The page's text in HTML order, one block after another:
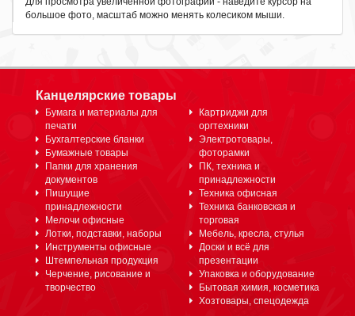
большое фото, масштаб можно менять колесиком мыши.
Канцелярские товары
Бумага и материалы для
печати
Бухгалтерские бланки
Бумажные товары
Папки для хранения
документов
Пишущие
принадлежности
Мелочи офисные
Лотки, подставки, наборы
Инструменты офисные
Штемпельная продукция
Черчение, рисование и
творчество
Картриджи для
оргтехники
Электротовары,
фоторамки
ПК, техника и
принадлежности
Техника офисная
Техника банковская и
торговая
Мебель, кресла, стулья
Доски и всё для
презентации
Упаковка и оборудование
Бытовая химия, косметика
Хозтовары, спецодежда